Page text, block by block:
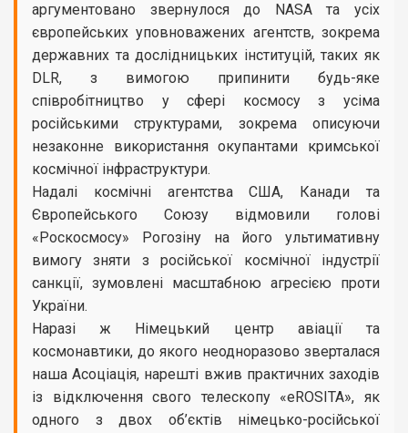
аргументовано звернулося до NASA та усіх
європейських уповноважених агентств, зокрема
державних та дослідницьких інституцій, таких як
DLR, з вимогою припинити будь-яке
співробітництво у сфері космосу з усіма
російськими структурами, зокрема описуючи
незаконне використання окупантами кримської
космічної інфраструктури.
Надалі космічні агентства США, Канади та
Європейського Союзу відмовили голові
«Роскосмосу» Рогозіну на його ультимативну
вимогу зняти з російської космічної індустрії
санкції, зумовлені масштабною агресією проти
України.
Наразі ж Німецький центр авіації та
космонавтики, до якого неодноразово зверталася
наша Асоціація, нарешті вжив практичних заходів
із відключення свого телескопу «eROSITA», як
одного з двох об’єктів німецько-російської